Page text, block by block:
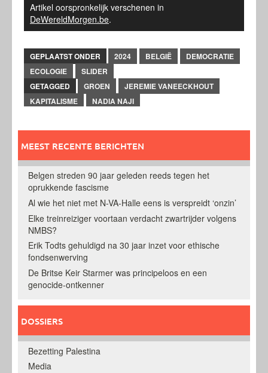
Artikel oorspronkelijk verschenen in
DeWereldMorgen.be.
GEPLAATST ONDER 2024 BELGIË
DEMOCRATIE
ECOLOGIE
SLIDER
GETAGGED
GROEN
JEREMIE VANEECKHOUT
KAPITALISME
NADIA NAJI
MEEST RECENTE BERICHTEN
Belgen streden 90 jaar geleden reeds tegen het
oprukkende fascisme
Al wie het niet met N-VA-Halle eens is verspreidt ‘onzin’
Elke treinreiziger voortaan verdacht zwartrijder volgens
NMBS?
Erik Todts gehuldigd na 30 jaar inzet voor ethische
fondsenwerving
De Britse Keir Starmer was principeloos en een
genocide-ontkenner
DOSSIERS
Bezetting Palestina
Media